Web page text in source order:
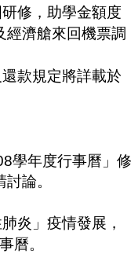
修，助學金額度
經濟艙來回機票調
款規定將詳載於
學年度行事曆」修
論。
炎」疫情發展，
曆。